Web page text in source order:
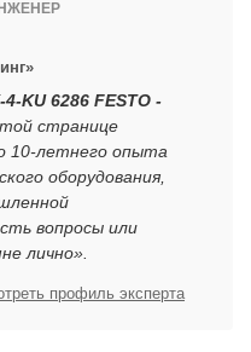
4-KU 6286 FESTO -
странице
10-летнего опыта
оборудования,
вопросы или
лично».
профиль эксперта